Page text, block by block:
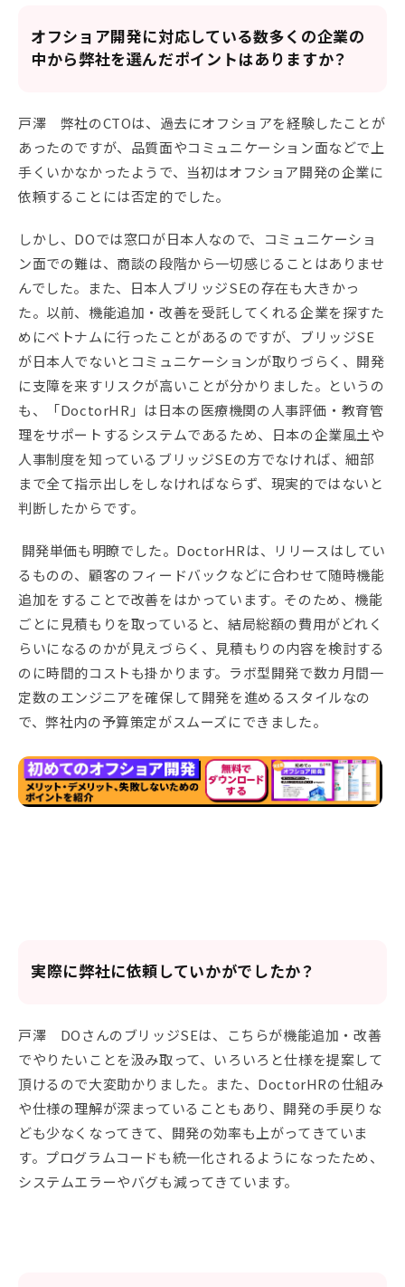
オフショア開発に対応している数多くの企業の
中から弊社を選んだポイントはありますか？
戸澤 弊社のCTOは、過去にオフショアを経験したことが
あったのですが、品質面やコミュニケーション面などで上
手くいかなかったようで、当初はオフショア開発の企業に
依頼することには否定的でした。
しかし、DOでは窓口が日本人なので、コミュニケーショ
ン面での難は、商談の段階から一切感じることはありませ
んでした。また、日本人ブリッジSEの存在も大きかっ
た。以前、機能追加・改善を受託してくれる企業を探すた
めにベトナムに行ったことがあるのですが、ブリッジSE
が日本人でないとコミュニケーションが取りづらく、開発
に支障を来すリスクが高いことが分かりました。というの
も、「DoctorHR」は日本の医療機関の人事評価・教育管
理をサポートするシステムであるため、日本の企業風土や
人事制度を知っているブリッジSEの方でなければ、細部
まで全て指示出しをしなければならず、現実的ではないと
判断したからです。
開発単価も明瞭でした。DoctorHRは、リリースはしてい
るものの、顧客のフィードバックなどに合わせて随時機能
追加をすることで改善をはかっています。そのため、機能
ごとに見積もりを取っていると、結局総額の費用がどれく
らいになるのかが見えづらく、見積もりの内容を検討する
のに時間的コストも掛かります。ラボ型開発で数カ月間一
定数のエンジニアを確保して開発を進めるスタイルなの
で、弊社内の予算策定がスムーズにできました。
実際に弊社に依頼していかがでしたか？
戸澤 DOさんのブリッジSEは、こちらが機能追加・改善
でやりたいことを汲み取って、いろいろと仕様を提案して
頂けるので大変助かりました。また、DoctorHRの仕組み
や仕様の理解が深まっていることもあり、開発の手戻りな
ども少なくなってきて、開発の効率も上がってきていま
す。プログラムコードも統一化されるようになったため、
システムエラーやバグも減ってきています。